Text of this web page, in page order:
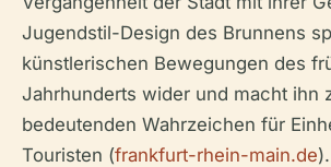
Jugendstil-Design des Brunnens
künstlerischen Bewegungen des
Jahrhunderts wider und macht ihn
bedeutenden Wahrzeichen für
Touristen (frankfurt-rhein-main.de).